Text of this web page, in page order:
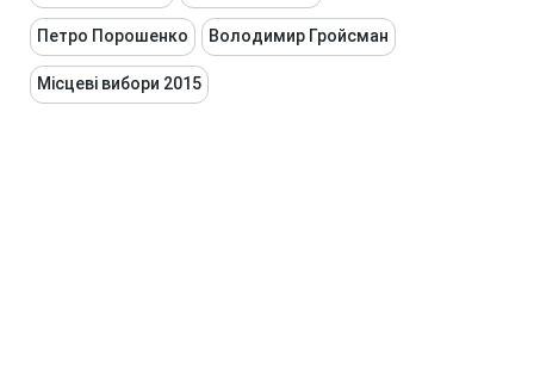
Петро Порошенко Володимир Гройсман
Місцеві вибори 2015